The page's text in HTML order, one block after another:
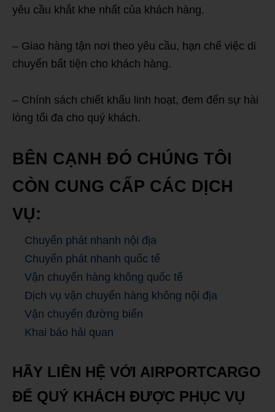
yêu cầu khắt khe nhất của khách hàng.
– Giao hàng tận nơi theo yêu cầu, hạn chế việc di
chuyển bất tiện cho khách hàng.
– Chính sách chiết khấu linh hoạt, đem đến sự hài
lòng tối đa cho quý khách.
BÊN CẠNH ĐÓ CHÚNG TÔI
CÒN CUNG CẤP CÁC DỊCH
VỤ:
Chuyển phát nhanh nội địa
Chuyển phát nhanh quốc tế
Vận chuyển hàng không quốc tế
Dịch vụ vận chuyển hàng không nội địa
Vận chuyển đường biển
Khai báo hải quan
HÃY LIÊN HỆ VỚI AIRPORTCARGO
ĐỂ QUÝ KHÁCH ĐƯỢC PHỤC VỤ